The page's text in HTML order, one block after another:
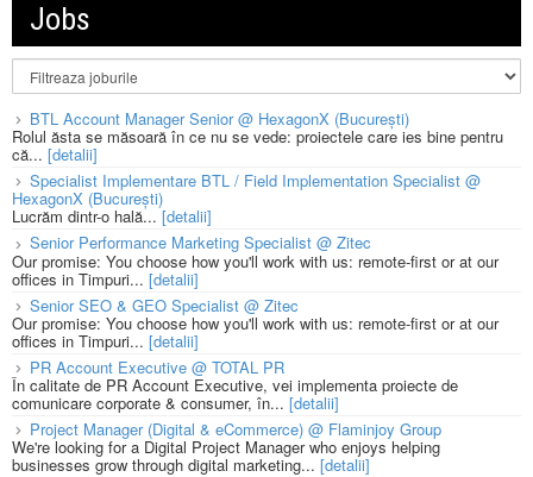
Jobs
BTL Account Manager Senior @ HexagonX (București)
Rolul ăsta se măsoară în ce nu se vede: proiectele care ies bine pentru
că... [detalii]
Specialist Implementare BTL / Field Implementation Specialist @
HexagonX (București)
Lucrăm dintr-o hală... [detalii]
Senior Performance Marketing Specialist @ Zitec
Our promise: You choose how you'll work with us: remote-first or at our
offices in Timpuri... [detalii]
Senior SEO & GEO Specialist @ Zitec
Our promise: You choose how you'll work with us: remote-first or at our
offices in Timpuri... [detalii]
PR Account Executive @ TOTAL PR
În calitate de PR Account Executive, vei implementa proiecte de
comunicare corporate & consumer, în... [detalii]
Project Manager (Digital & eCommerce) @ Flaminjoy Group
We're looking for a Digital Project Manager who enjoys helping
businesses grow through digital marketing... [detalii]